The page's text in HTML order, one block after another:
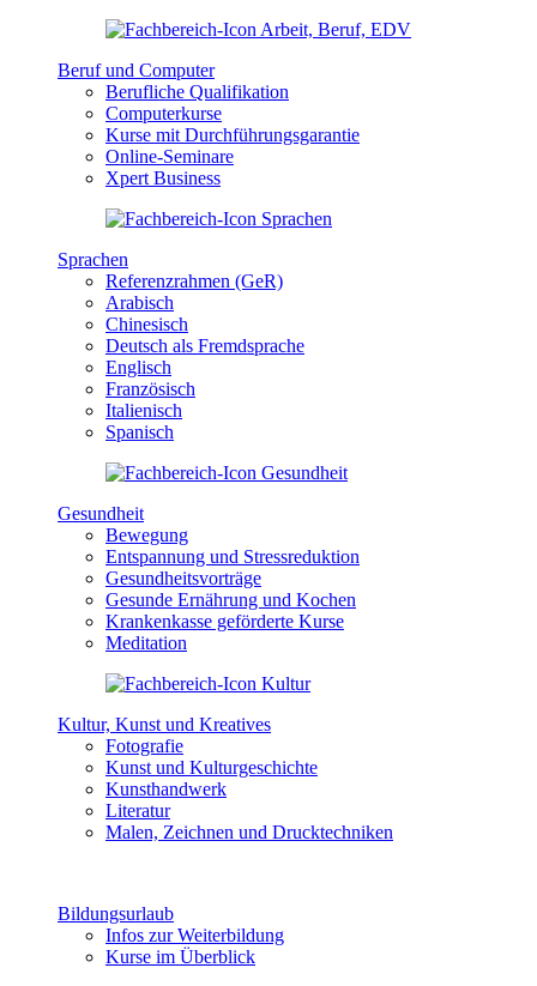
Beruf und Computer
Berufliche Qualifikation
Computerkurse
Kurse mit Durchführungsgarantie
Online-Seminare
Xpert Business
Sprachen
Referenzrahmen (GeR)
Arabisch
Chinesisch
Deutsch als Fremdsprache
Englisch
Französisch
Italienisch
Spanisch
Gesundheit
Bewegung
Entspannung und Stressreduktion
Gesundheitsvorträge
Gesunde Ernährung und Kochen
Krankenkasse geförderte Kurse
Meditation
Kultur, Kunst und Kreatives
Fotografie
Kunst und Kulturgeschichte
Kunsthandwerk
Literatur
Malen, Zeichnen und Drucktechniken
Bildungsurlaub
Infos zur Weiterbildung
Kurse im Überblick